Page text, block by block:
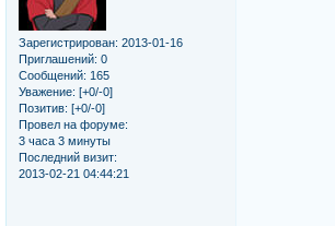
Зарегистрирован: 2013-01-16
Приглашений: 0
Сообщений: 165
Уважение: [+0/-0]
Позитив: [+0/-0]
Провел на форуме:
3 часа 3 минуты
Последний визит:
2013-02-21 04:44:21